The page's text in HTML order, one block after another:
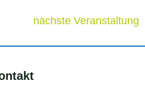
nächste Veranstaltung